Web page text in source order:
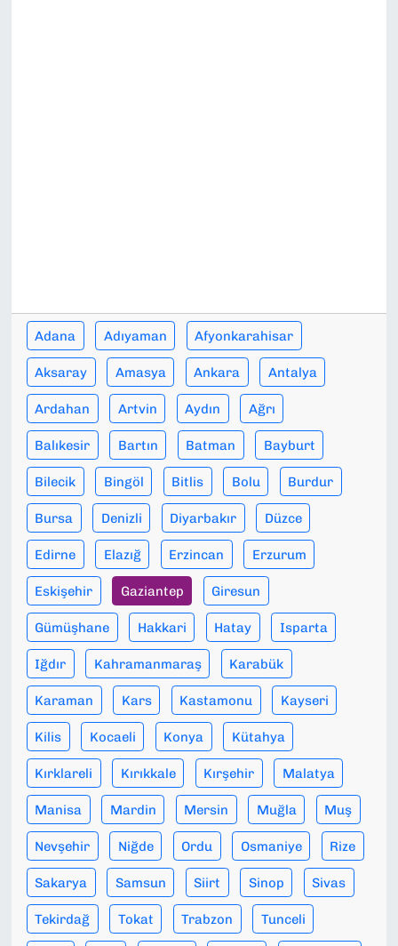
Adana Adıyaman Afyonkarahisar
Aksaray Amasya Ankara Antalya
Ardahan Artvin Aydın Ağrı
Balıkesir Bartın Batman Bayburt
Bilecik Bingöl Bitlis Bolu Burdur
Bursa Denizli Diyarbakır Düzce
Edirne Elazığ Erzincan Erzurum
Eskişehir Gaziantep Giresun
Gümüşhane Hakkari Hatay Isparta
Iğdır Kahramanmaraş Karabük
Karaman Kars Kastamonu Kayseri
Kilis Kocaeli Konya Kütahya
Kırklareli Kırıkkale Kırşehir Malatya
Manisa Mardin Mersin Muğla Muş
Nevşehir Niğde Ordu Osmaniye Rize
Sakarya Samsun Siirt Sinop Sivas
Tekirdağ Tokat Trabzon Tunceli